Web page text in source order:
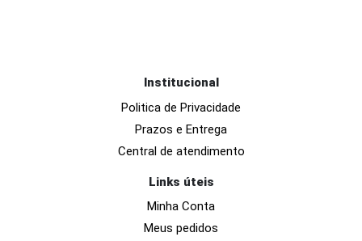
Institucional
Politica de Privacidade
Prazos e Entrega
Central de atendimento
Links úteis
Minha Conta
Meus pedidos